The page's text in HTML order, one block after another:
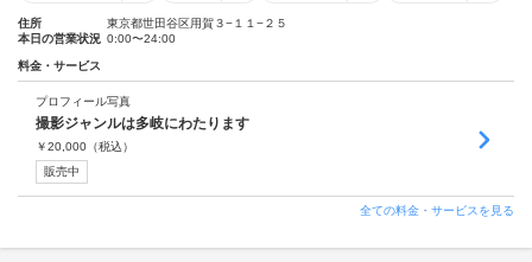
住所
東京都世田谷区用賀３−１１−２５
本日の営業状況 0:00〜24:00
料金・サービス
プロフィール写真
撮影ジャンルは多岐にわたります
￥20,000 （税込）
販売中
全ての料金・サービスを見る